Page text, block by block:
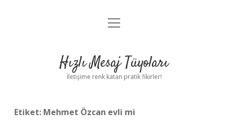
Anasayfa
Yasal Uyarı
menüyü
Hızlı Mesaj Tüyoları
İletişime renk katan pratik fikirler!
Etiket: Mehmet Özcan evli mi